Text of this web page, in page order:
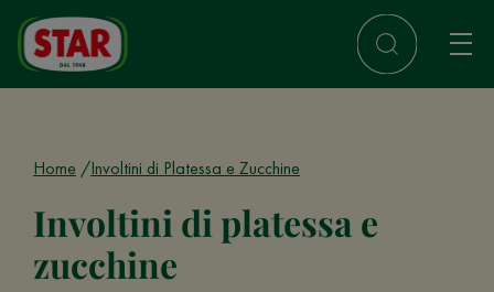
Home Involtini di Platessa e Zucchine
Involtini di platessa e
zucchine